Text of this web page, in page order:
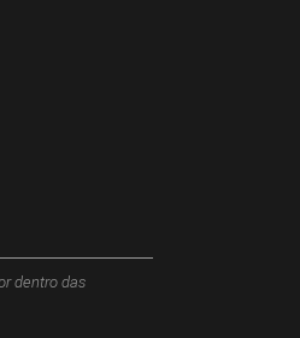
dentro das